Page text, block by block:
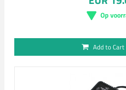
Op
Add to Cart